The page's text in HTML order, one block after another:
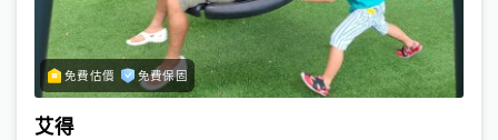
免費估價 免費保固
艾得